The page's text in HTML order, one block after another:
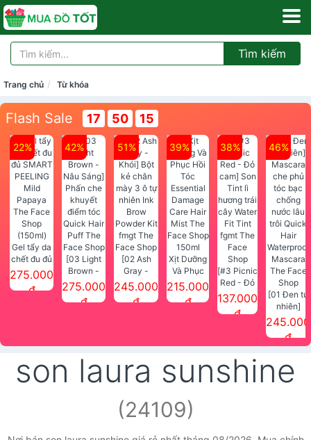
Tìm kiếm
Trang chủ Từ khóa
Flash Sale 17 50 13
22%
Gel tẩy da
chết đu đủ
SMART
PEELING
275.000
đ
42%
[03 Light
Brown -
Nâu Sáng]
Phấn che
275.000
đ
51%
[02 Ash
Gray -
Khói] Bột
kẻ chân
Face Shop
245.000
đ
39%
Xịt Dưỡng
Và Phục
Hồi Tóc
Essential
215.000
đ
38%
[#3 Picnic
Red - Đỏ
cam] Son
Face
Shop
137.000
đ
46%
[01 Đen tự
nhiên]
Mascara
che phủ
nước lâu
trôi Quick
Shop
245.000
đ
son laura sunshine
(24109)